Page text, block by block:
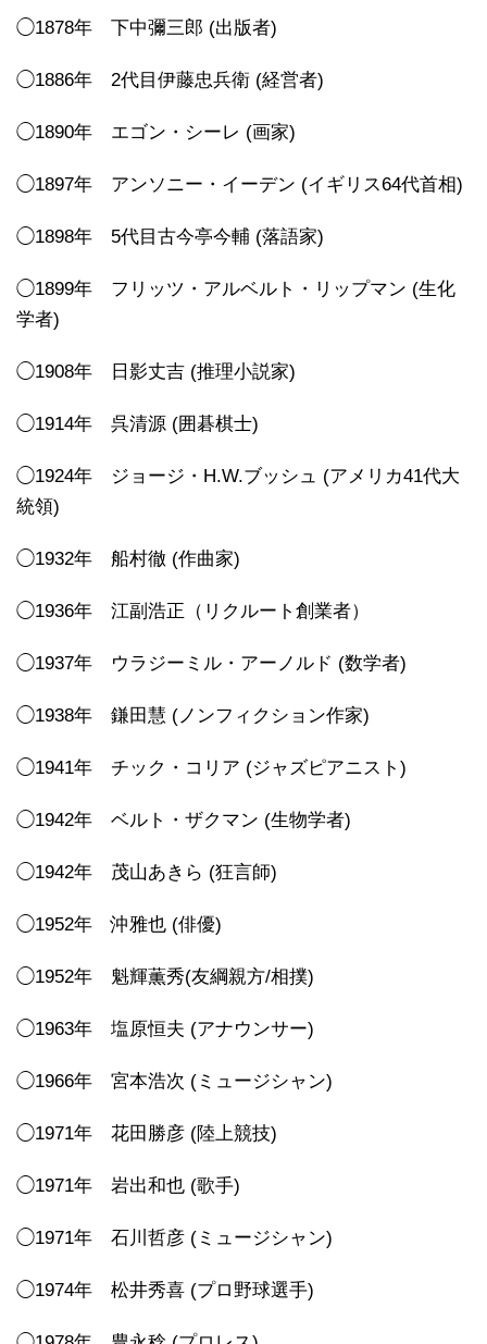
◯1878年 下中彌三郎 (出版者)
◯1886年 2代目伊藤忠兵衛 (経営者)
◯1890年 エゴン・シーレ (画家)
◯1897年 アンソニー・イーデン (イギリス64代首相)
◯1898年 5代目古今亭今輔 (落語家)
◯1899年 フリッツ・アルベルト・リップマン (生化
学者)
◯1908年 日影丈吉 (推理小説家)
◯1914年 呉清源 (囲碁棋士)
◯1924年 ジョージ・H.W.ブッシュ (アメリカ41代大
統領)
◯1932年 船村徹 (作曲家)
◯1936年 江副浩正（リクルート創業者）
◯1937年 ウラジーミル・アーノルド (数学者)
◯1938年 鎌田慧 (ノンフィクション作家)
◯1941年 チック・コリア (ジャズピアニスト)
◯1942年 ベルト・ザクマン (生物学者)
◯1942年 茂山あきら (狂言師)
◯1952年 沖雅也 (俳優)
◯1952年 魁輝薫秀(友綱親方/相撲)
◯1963年 塩原恒夫 (アナウンサー)
◯1966年 宮本浩次 (ミュージシャン)
◯1971年 花田勝彦 (陸上競技)
◯1971年 岩出和也 (歌手)
◯1971年 石川哲彦 (ミュージシャン)
◯1974年 松井秀喜 (プロ野球選手)